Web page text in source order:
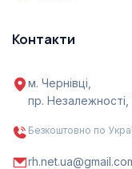
Контакти
м. Чернівці,
пр. Незалежності,
Безкоштовно по